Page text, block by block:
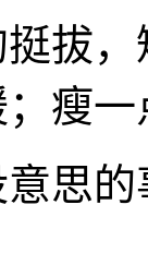
拔
瘦
思